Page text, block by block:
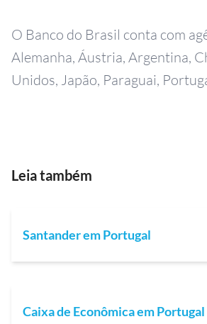
O Banco do Brasil conta com
Alemanha, Áustria, Argentina,
Unidos, Japão, Paraguai,
Leia também
Santander em Portugal
Caixa de Econômica em Portugal